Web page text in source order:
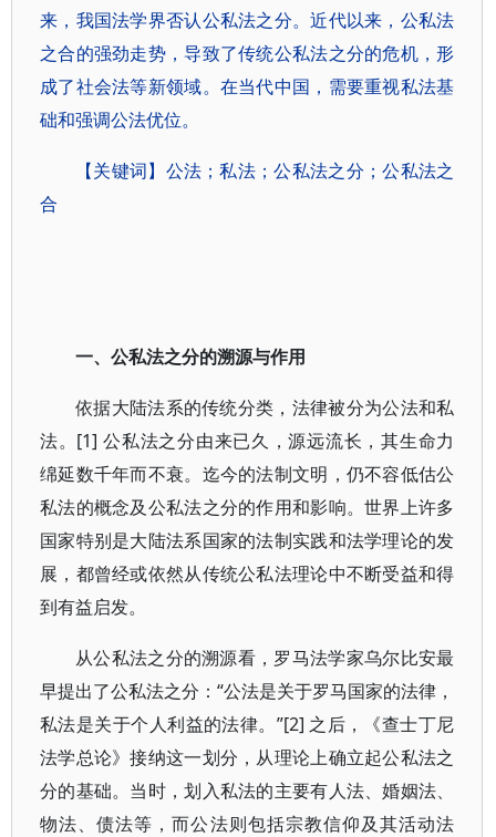
来，我国法学界否认公私法之分。近代以来，公私法
之合的强劲走势，导致了传统公私法之分的危机，形
成了社会法等新领域。在当代中国，需要重视私法基
础和强调公法优位。
【关键词】公法；私法；公私法之分；公私法之
合
一、公私法之分的溯源与作用
依据大陆法系的传统分类，法律被分为公法和私
法。[1] 公私法之分由来已久，源远流长，其生命力
绵延数千年而不衰。迄今的法制文明，仍不容低估公
私法的概念及公私法之分的作用和影响。世界上许多
国家特别是大陆法系国家的法制实践和法学理论的发
展，都曾经或依然从传统公私法理论中不断受益和得
到有益启发。
从公私法之分的溯源看，罗马法学家乌尔比安最
早提出了公私法之分：“公法是关于罗马国家的法律，
私法是关于个人利益的法律。”[2] 之后，《查士丁尼
法学总论》接纳这一划分，从理论上确立起公私法之
分的基础。当时，划入私法的主要有人法、婚姻法、
物法、债法等，而公法则包括宗教信仰及其活动法